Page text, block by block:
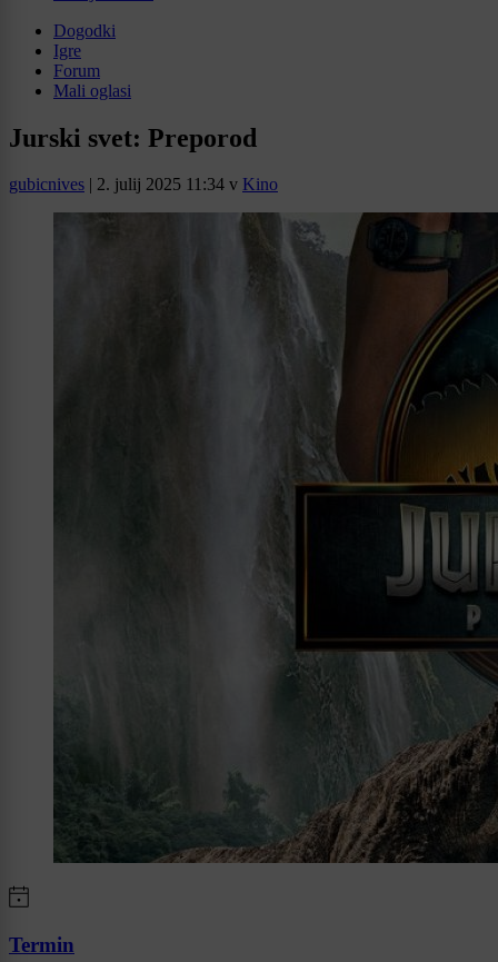
Dogodki
Igre
Forum
Mali oglasi
Jurski svet: Preporod
gubicnives | 2. julij 2025 11:34 v Kino
Termin